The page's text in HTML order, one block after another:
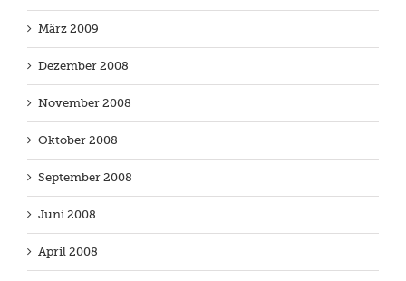
März 2009
Dezember 2008
November 2008
Oktober 2008
September 2008
Juni 2008
April 2008